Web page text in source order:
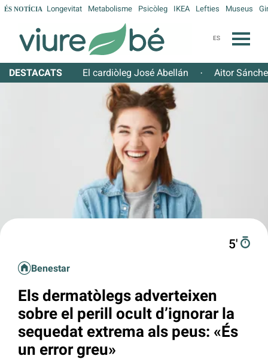
ÉS NOTÍCIA Longevitat Metabolisme Psicòleg IKEA Lefties Museus
ES
DESTACATS El cardiòleg José Abellán · Aitor
5′
Benestar
Els dermatòlegs adverteixen
sobre el perill ocult d’ignorar la
sequedat extrema als peus: «És
un error greu»